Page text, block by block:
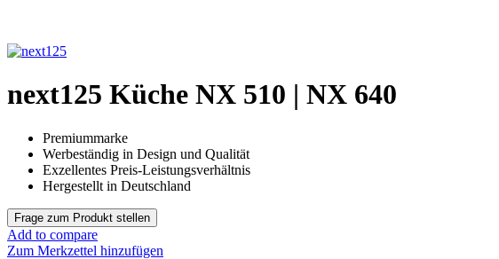
next125 Küche NX 510 | NX 640
Premiummarke
Werbeständig in Design und Qualität
Exzellentes Preis-Leistungsverhältnis
Hergestellt in Deutschland
Add to compare
Zum Merkzettel hinzufügen